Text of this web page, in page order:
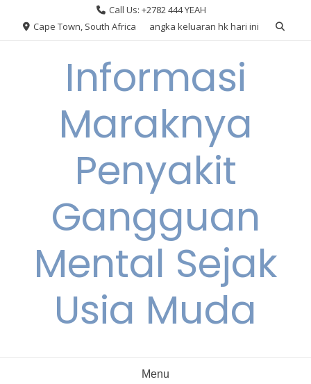
Call Us: +2782 444 YEAH
Cape Town, South Africa
angka keluaran hk hari ini
Informasi
Maraknya
Penyakit
Gangguan
Mental Sejak
Usia Muda
Menu